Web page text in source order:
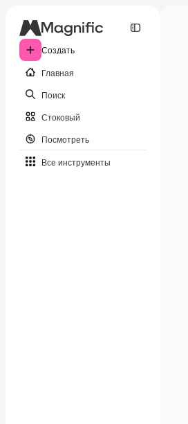
Создать
Главная
Поиск
Стоковый
Посмотреть
Все инструменты